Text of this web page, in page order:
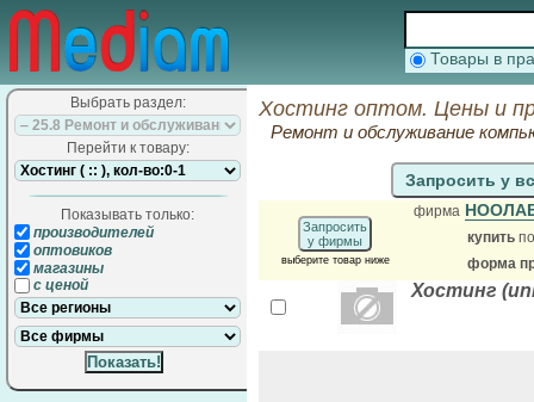
Товары в
Выбрать раздел:
Перейти к товару:
Показывать только:
производителей
оптовиков
магазины
с ценой
Хостинг оптом. Цены и
Ремонт и обслуживание
Запросить у
Запросить
у фирмы
выберите товар ниже
фирма
купить
форма
Хостинг